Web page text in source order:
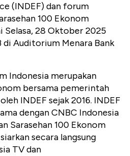
(INDEF) dan forum
100 Ekonom
Selasa, 28 Oktober 2025
di Auditorium Menara Bank
Indonesia merupakan
bersama pemerintah
INDEF sejak 2016. INDEF
dengan CNBC Indonesia
Sarasehan 100 Ekonom
secara langsung
TV dan